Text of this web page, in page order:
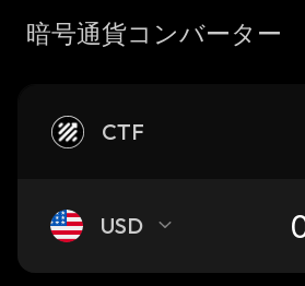
暗号通貨コンバーター
CTF
USD